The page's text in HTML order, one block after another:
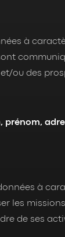
à
ou des
prénom,
à
les
de ses